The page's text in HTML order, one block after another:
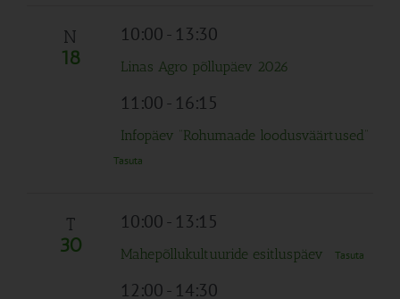
N
18
10:00- 13:30
Linas Agro põllupäev 2026
11:00- 16:15
Infopäev “Rohumaade loodusväärtused”
Tasuta
T
30
10:00- 13:15
Mahepõllukultuuride esitluspäev Tasuta
12:00- 14:30